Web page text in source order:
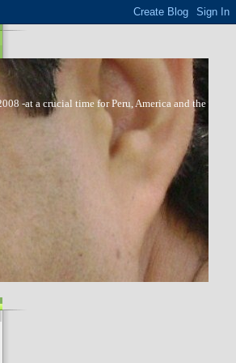
-at a crucial time for Peru, America and the